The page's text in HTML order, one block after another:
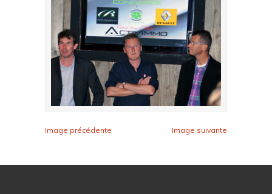
Image précédente Image suivante